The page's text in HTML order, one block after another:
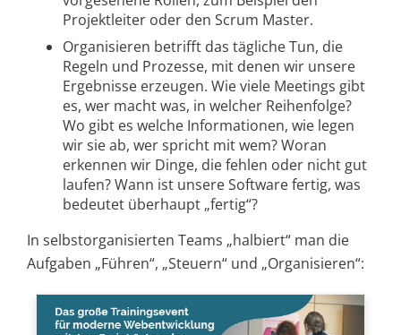
Projektleiter oder den Scrum Master.
Organisieren betrifft das tägliche Tun, die
Regeln und Prozesse, mit denen wir unsere
Ergebnisse erzeugen. Wie viele Meetings gibt
es, wer macht was, in welcher Reihenfolge?
Wo gibt es welche Informationen, wie legen
wir sie ab, wer spricht mit wem? Woran
erkennen wir Dinge, die fehlen oder nicht gut
laufen? Wann ist unsere Software fertig, was
bedeutet überhaupt „fertig“?
In selbstorganisierten Teams „halbiert“ man die
Aufgaben „Führen“, „Steuern“ und „Organisieren“: